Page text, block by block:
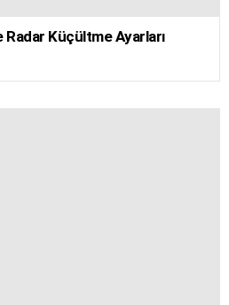
Radar Küçültme Ayarları